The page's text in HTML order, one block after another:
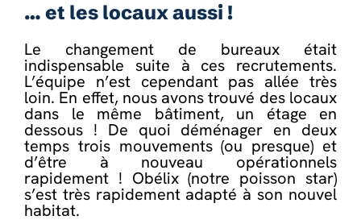
… et les locaux aussi !
Le changement de bureaux était
indispensable suite à ces recrutements.
L’équipe n’est cependant pas allée très
loin. En effet, nous avons trouvé des locaux
dans le même bâtiment, un étage en
dessous ! De quoi déménager en deux
temps trois mouvements (ou presque) et
d’être à nouveau opérationnels
rapidement ! Obélix (notre poisson star)
s’est très rapidement adapté à son nouvel
habitat.